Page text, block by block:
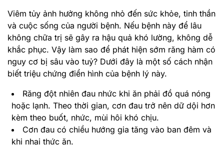
Viêm tủy ảnh hưởng không nhỏ đến sức khỏe, tinh thần
và cuộc sống của người bệnh. Nếu bệnh này để lâu
không chữa trị sẽ gây ra hậu quả khó lường, không dễ
khắc phục. Vậy làm sao để phát hiện sớm răng hàm có
nguy cơ bị sâu vào tuỷ? Dưới đây là một số cách nhận
biết triệu chứng điển hình của bệnh lý này.
Răng đột nhiên đau nhức khi ăn phải đồ quá nóng
hoặc lạnh. Theo thời gian, cơn đau trở nên dữ dội hơn
kèm theo buốt, nhức, mùi hôi khó chịu.
Cơn đau có chiều hướng gia tăng vào ban đêm và
khi nhai thức ăn.